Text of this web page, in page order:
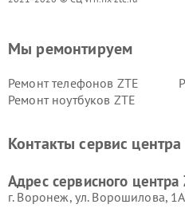
Мы ремонтируем
Ремонт телефонов ZTE
Ремонт ноутбуков ZTE
Контакты сервис центра
Адрес сервисного центра
г. Воронеж, ул. Ворошилова, 1А